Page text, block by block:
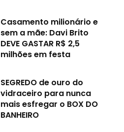
Casamento milionário e
sem a mãe: Davi Brito
DEVE GASTAR R$ 2,5
milhões em festa
SEGREDO de ouro do
vidraceiro para nunca
mais esfregar o BOX DO
BANHEIRO